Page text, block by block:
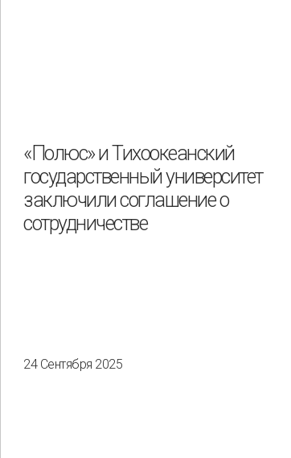
«Полюс» и Тихоокеанский
государственный университет
заключили соглашение о
сотрудничестве
24 Сентября 2025